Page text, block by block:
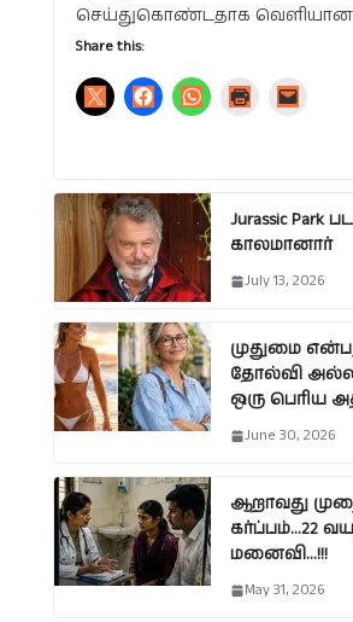
செய்துகொண்டதாக வெளியான
Share this:
Jurassic Park
காலமானார்
July 13, 2026
முதுமை
தோல்வி
ஒரு பெரிய
June 30, 2026
ஆறாவது
கர்ப்பம்…22
மனைவி…!!!
May 31, 2026